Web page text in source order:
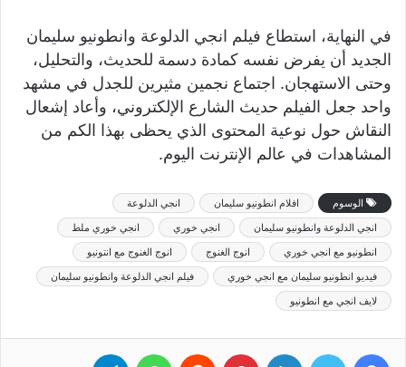
في النهاية، استطاع فيلم انجي الدلوعة وانطونيو سليمان
الجديد أن يفرض نفسه كمادة دسمة للحديث، والتحليل،
وحتى الاستهجان. اجتماع نجمين مثيرين للجدل في مشهد
واحد جعل الفيلم حديث الشارع الإلكتروني، وأعاد إشعال
النقاش حول نوعية المحتوى الذي يحظى بهذا الكم من
المشاهدات في عالم الإنترنت اليوم.
الوسوم افلام انطونيو سليمان
انجي الدلوعة
انجي الدلوعة وانطونيو سليمان
انجي خوري
انجي خوري ملط
انطونيو مع انجي خوري
انوج الغنوج
انوج الغنوج مع انتونيو
فيديو انطونيو سليمان مع انجي خوري
فيلم انجي الدلوعة وانطونيو سليمان
لايف انجي مع انطونيو